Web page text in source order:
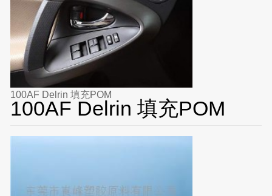
100AF Delrin 填充POM
100AF Delrin 填充POM